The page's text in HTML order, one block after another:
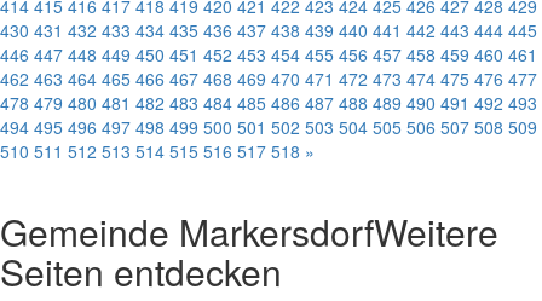
414 415 416 417 418 419 420 421 422 423 424 425 426 427 428 429
430 431 432 433 434 435 436 437 438 439 440 441 442 443 444 445
446 447 448 449 450 451 452 453 454 455 456 457 458 459 460 461
462 463 464 465 466 467 468 469 470 471 472 473 474 475 476 477
478 479 480 481 482 483 484 485 486 487 488 489 490 491 492 493
494 495 496 497 498 499 500 501 502 503 504 505 506 507 508 509
510 511 512 513 514 515 516 517 518 »
Gemeinde MarkersdorfWeitere
Seiten entdecken